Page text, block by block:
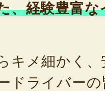
、経験豊富
キメ細かく
ドライバー